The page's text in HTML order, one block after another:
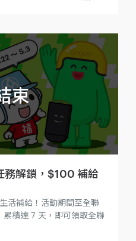
務解鎖，$100 補給
活補給！活動期間至全聯
積達 7 天，即可領取全聯